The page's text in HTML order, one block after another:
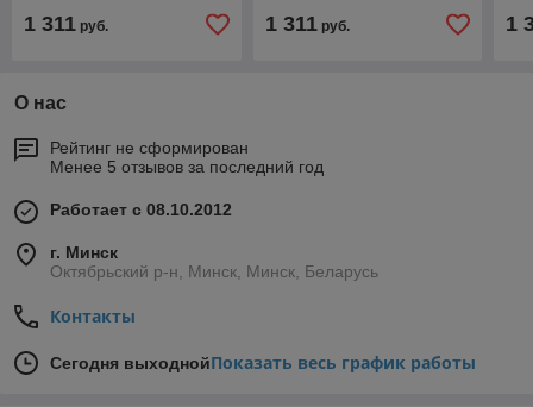
1 311 руб. 1 311руб. 1
О нас
Рейтинг не сформирован
Менее 5 отзывов за последний год
Работает с 08.10.2012
г. Минск
Октябрьский р-н, Минск, Минск, Беларусь
Контакты
Сегодня выходнойПоказать весь график работы